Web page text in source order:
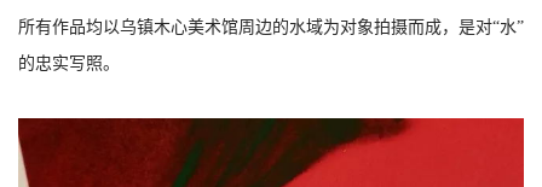
所有作品均以乌镇木心美术馆周边的水域为对象拍摄而成，是对“水”
的忠实写照。